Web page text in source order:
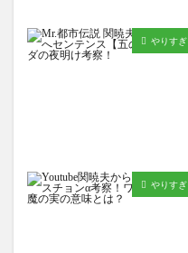
やりすぎ
やりすぎ